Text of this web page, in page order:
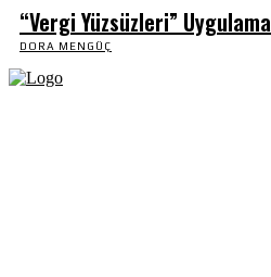
“Vergi Yüzsüzleri”
DORA MENGÜÇ